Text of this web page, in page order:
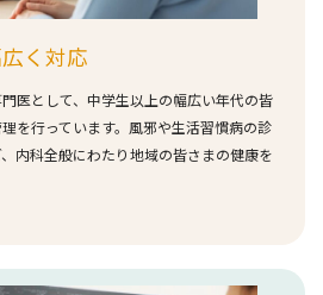
く対応
医として、中学生以上の幅広い年代の皆
を行っています。風邪や生活習慣病の診
内科全般にわたり地域の皆さまの健康を